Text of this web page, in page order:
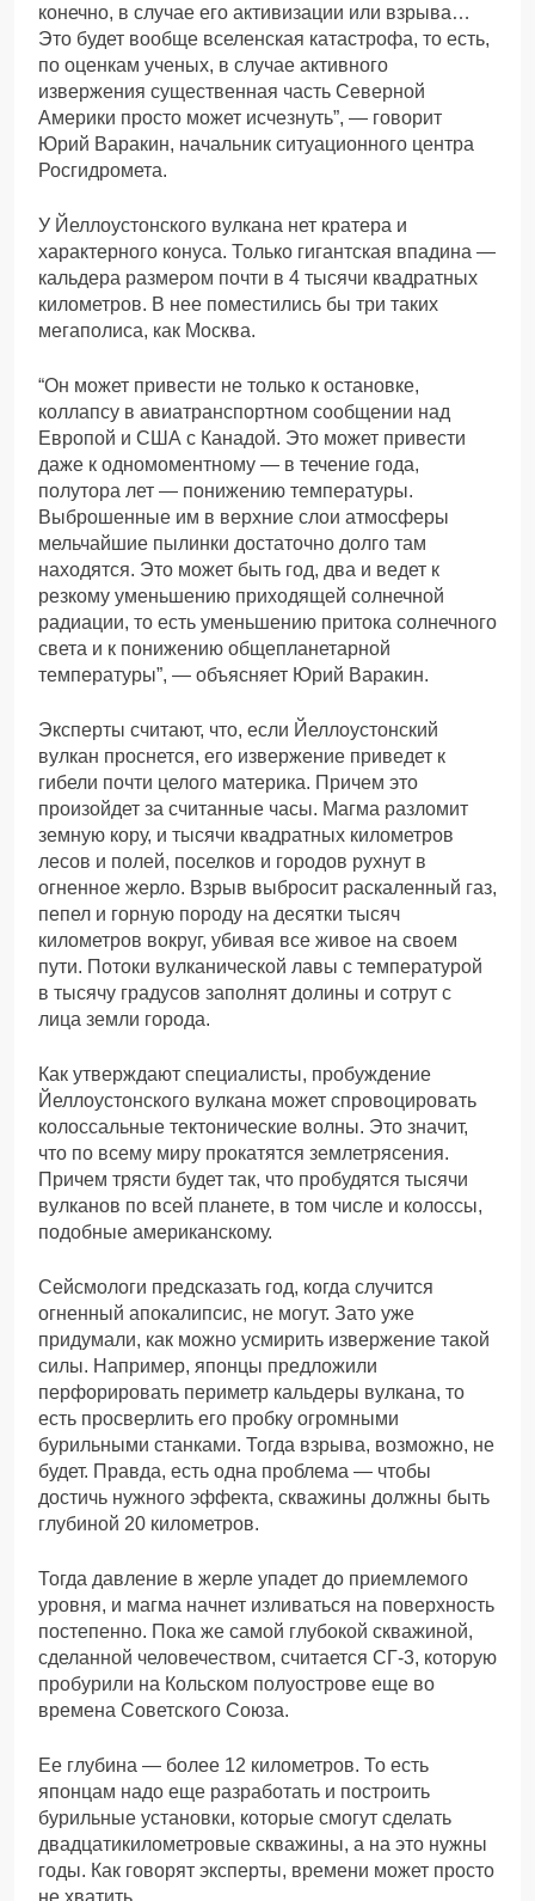
конечно, в случае его активизации или взрыва…
Это будет вообще вселенская катастрофа, то есть,
по оценкам ученых, в случае активного
извержения существенная часть Северной
Америки просто может исчезнуть”, — говорит
Юрий Варакин, начальник ситуационного центра
Росгидромета.
У Йеллоустонского вулкана нет кратера и
характерного конуса. Только гигантская впадина —
кальдера размером почти в 4 тысячи квадратных
километров. В нее поместились бы три таких
мегаполиса, как Москва.
“Он может привести не только к остановке,
коллапсу в авиатранспортном сообщении над
Европой и США с Канадой. Это может привести
даже к одномоментному — в течение года,
полутора лет — понижению температуры.
Выброшенные им в верхние слои атмосферы
мельчайшие пылинки достаточно долго там
находятся. Это может быть год, два и ведет к
резкому уменьшению приходящей солнечной
радиации, то есть уменьшению притока солнечного
света и к понижению общепланетарной
температуры”, — объясняет Юрий Варакин.
Эксперты считают, что, если Йеллоустонский
вулкан проснется, его извержение приведет к
гибели почти целого материка. Причем это
произойдет за считанные часы. Магма разломит
земную кору, и тысячи квадратных километров
лесов и полей, поселков и городов рухнут в
огненное жерло. Взрыв выбросит раскаленный газ,
пепел и горную породу на десятки тысяч
километров вокруг, убивая все живое на своем
пути. Потоки вулканической лавы с температурой
в тысячу градусов заполнят долины и сотрут с
лица земли города.
Как утверждают специалисты, пробуждение
Йеллоустонского вулкана может спровоцировать
колоссальные тектонические волны. Это значит,
что по всему миру прокатятся землетрясения.
Причем трясти будет так, что пробудятся тысячи
вулканов по всей планете, в том числе и колоссы,
подобные американскому.
Сейсмологи предсказать год, когда случится
огненный апокалипсис, не могут. Зато уже
придумали, как можно усмирить извержение такой
силы. Например, японцы предложили
перфорировать периметр кальдеры вулкана, то
есть просверлить его пробку огромными
бурильными станками. Тогда взрыва, возможно, не
будет. Правда, есть одна проблема — чтобы
достичь нужного эффекта, скважины должны быть
глубиной 20 километров.
Тогда давление в жерле упадет до приемлемого
уровня, и магма начнет изливаться на поверхность
постепенно. Пока же самой глубокой скважиной,
сделанной человечеством, считается СГ-3, которую
пробурили на Кольском полуострове еще во
времена Советского Союза.
Ее глубина — более 12 километров. То есть
японцам надо еще разработать и построить
бурильные установки, которые смогут сделать
двадцатикилометровые скважины, а на это нужны
годы. Как говорят эксперты, времени может просто
не хватить.